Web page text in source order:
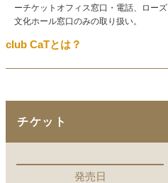
ーチケットオフィス窓口・電話、ローズ
文化ホール窓口のみの取り扱い。
club CaTとは？
チケット
発売日